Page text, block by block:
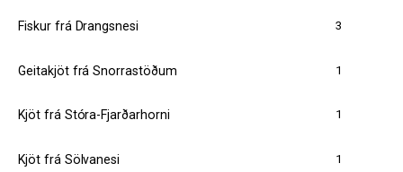
Fiskur frá Drangsnesi 3
Geitakjöt frá Snorrastöðum 1
Kjöt frá Stóra-Fjarðarhorni 1
Kjöt frá Sölvanesi 1